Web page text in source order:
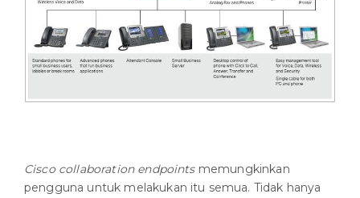
Cisco collaboration endpoints memungkinkan
pengguna untuk melakukan itu semua. Tidak hanya